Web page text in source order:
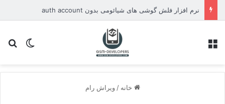
نرم افزار فلش گوشی های شیائومی بدون auth account
تغییر
خانه / ویراش رام